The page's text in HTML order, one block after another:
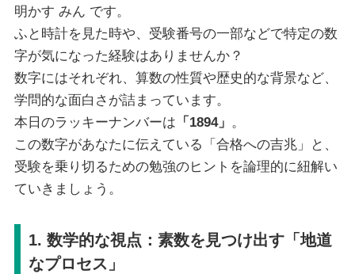
明かす みん です。
ふと時計を見た時や、受験番号の一部などで特定の数
字が気になった経験はありませんか？
数字にはそれぞれ、算数の性質や歴史的な背景など、
学問的な面白さが詰まっています。
本日のラッキーナンバーは 「1894」 。
この数字があなたに伝えている「合格への吉兆」と、
受験を乗り切るための勉強のヒントを論理的に紐解い
ていきましょう。
1. 数学的な視点：素数を見つけ出す「地道
なプロセス」